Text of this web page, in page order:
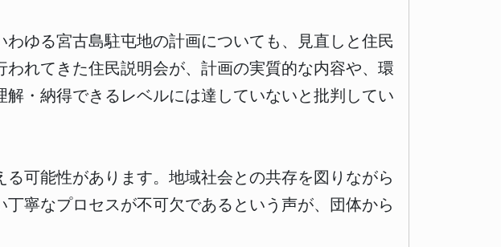
ゆる宮古島駐屯地の計画についても、見直しと住民
れてきた住民説明会が、計画の実質的な内容や、環
・納得できるレベルには達していないと批判してい
可能性があります。地域社会との共存を図りながら
寧なプロセスが不可欠であるという声が、団体から